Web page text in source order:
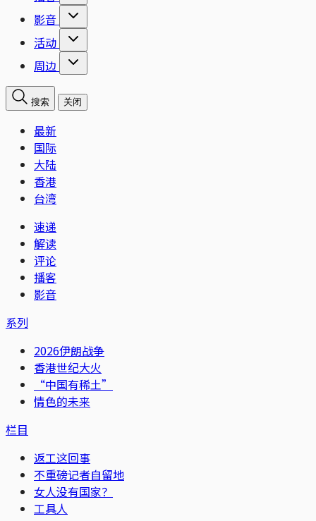
影音
活动
周边
搜索 关闭
最新
国际
大陆
香港
台湾
速递
解读
评论
播客
影音
系列
2026伊朗战争
香港世纪大火
“中国有稀土”
情色的未来
栏目
返工这回事
不重磅记者自留地
女人没有国家？
工具人